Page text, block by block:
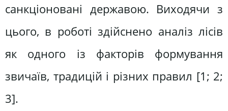
санкціоновані державою. Виходячи з
цього, в роботі здійснено аналіз лісів
як одного із факторів формування
звичаїв, традицій і різних правил [1; 2;
3].